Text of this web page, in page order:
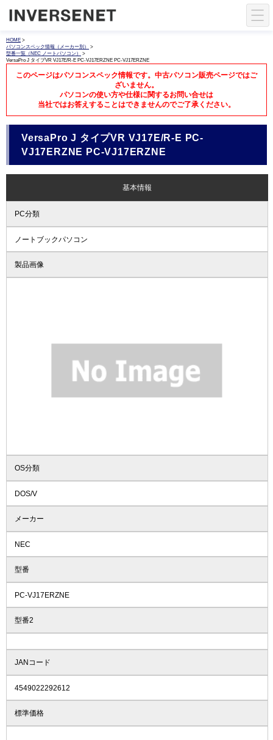
HOME >
パソコンスペック情報（メーカー別）
>
型番一覧（NEC ノートパソコン）
>
VersaPro J タイプVR VJ17E/R-E PC-VJ17ERZNE PC-VJ17ERZNE
このページはパソコンスペック情報です。中古パソコン販売ページではご
ざいません。
パソコンの使い方や仕様に関するお問い合せは
当社ではお答えすることはできませんのでご了承ください。
VersaPro J タイプVR VJ17E/R-E PC-
VJ17ERZNE PC-VJ17ERZNE
基本情報
PC分類
ノートブックパソコン
製品画像
OS分類
DOS/V
メーカー
NEC
型番
PC-VJ17ERZNE
型番2
JANコード
4549022292612
標準価格